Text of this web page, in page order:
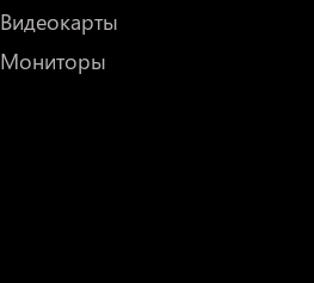
Видеокарты
Мониторы